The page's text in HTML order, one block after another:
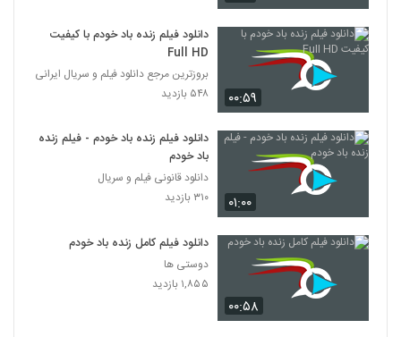
۰۰:۵۹
دانلود فیلم زنده باد خودم با کیفیت
Full HD
بروزترین مرجع دانلود فیلم و سریال ایرانی
۵۴۸ بازدید
۰۱:۰۰
دانلود فیلم زنده باد خودم - فیلم زنده
باد خودم
دانلود قانونی فیلم و سریال
۳۱۰ بازدید
۰۰:۵۸
دانلود فیلم کامل زنده باد خودم
دوستی ها
۱,۸۵۵ بازدید